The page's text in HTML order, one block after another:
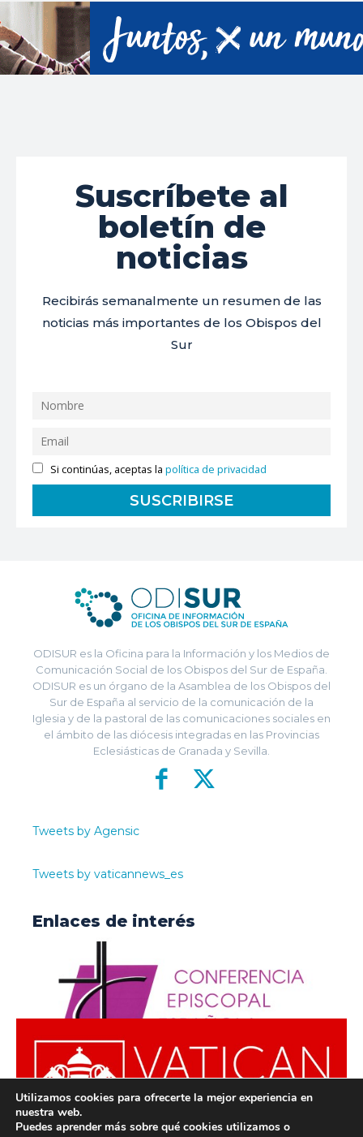
Suscríbete al
boletín de
noticias
Recibirás semanalmente un resumen de las
noticias más importantes de los Obispos del
Sur
Si continúas, aceptas lapolítica de privacidad
ODISUR es la Oficina para la Información y los Medios de
Comunicación Social de los Obispos del Sur de España.
ODISUR es un órgano de la Asamblea de los Obispos del
Sur de España al servicio de la comunicación de la
Iglesia y de la pastoral de las comunicaciones sociales en
el ámbito de las diócesis integradas en las Provincias
Eclesiásticas de Granada y Sevilla.
Tweets by Agensic
Tweets by vaticannews_es
Enlaces de interés
Utilizamos cookies para ofrecerte la mejor experiencia en
nuestra web.
Puedes aprender más sobre qué cookies utilizamos o